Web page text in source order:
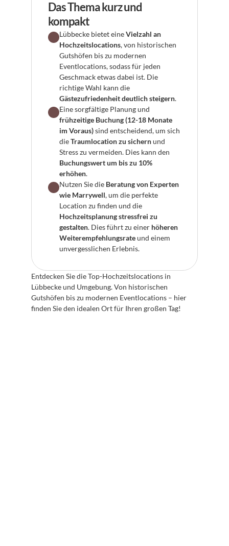
Das Thema kurz und
kompakt
Lübbecke bietet eine Vielzahl an
Hochzeitslocations, von historischen
Gutshöfen bis zu modernen
Eventlocations, sodass für jeden
Geschmack etwas dabei ist. Die
Gästezufriedenheit deutlich steigern.
frühzeitige Buchung (12-18 Monate
im Voraus) sind entscheidend, um sich
die Traumlocation zu sichern und
Buchungswert um bis zu 10%
erhöhen.
Nutzen Sie die Beratung von Experten
wie Marrywell, um die perfekte
Hochzeitsplanung stressfrei zu
gestalten. Dies führt zu einer höheren
Weiterempfehlungsrate und einem
unvergesslichen Erlebnis.
Entdecken Sie die Top-Hochzeitslocations in
Lübbecke und Umgebung. Von historischen
Gutshöfen bis zu modernen Eventlocations – hier
finden Sie den idealen Ort für Ihren großen Tag!